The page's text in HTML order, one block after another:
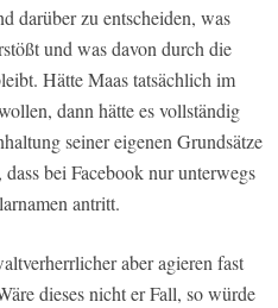
darüber zu entscheiden, was
und was davon durch die
Hätte Maas tatsächlich im
dann hätte es vollständig
seiner eigenen Grundsätze
bei Facebook nur unterwegs
antritt.
aber agieren fast
dieses nicht er Fall, so würde